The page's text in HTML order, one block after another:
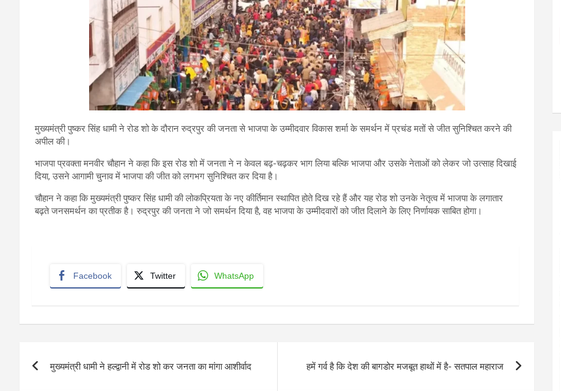
मुख्यमंत्री पुष्कर सिंह धामी ने रोड शो के दौरान रुद्रपुर की जनता से भाजपा के उम्मीदवार विकास शर्मा के समर्थन में प्रचंड मतों से जीत सुनिश्चित करने की
अपील की।
भाजपा प्रवक्ता मनवीर चौहान ने कहा कि इस रोड शो में जनता ने न केवल बढ़-चढ़कर भाग लिया बल्कि भाजपा और उसके नेताओं को लेकर जो उत्साह दिखाई
दिया, उसने आगामी चुनाव में भाजपा की जीत को लगभग सुनिश्चित कर दिया है।
चौहान ने कहा कि मुख्यमंत्री पुष्कर सिंह धामी की लोकप्रियता के नए कीर्तिमान स्थापित होते दिख रहे हैं और यह रोड शो उनके नेतृत्व में भाजपा के लगातार
बढ़ते जनसमर्थन का प्रतीक है। रुद्रपुर की जनता ने जो समर्थन दिया है, वह भाजपा के उम्मीदवारों को जीत दिलाने के लिए निर्णायक साबित होगा।
Facebook Twitter WhatsApp
navigation
मुख्यमंत्री धामी ने हल्द्वानी में रोड शो कर जनता का मांगा आशीर्वाद हमें गर्व है कि देश की बागडोर मजबूत हाथों में है- सतपाल महाराज